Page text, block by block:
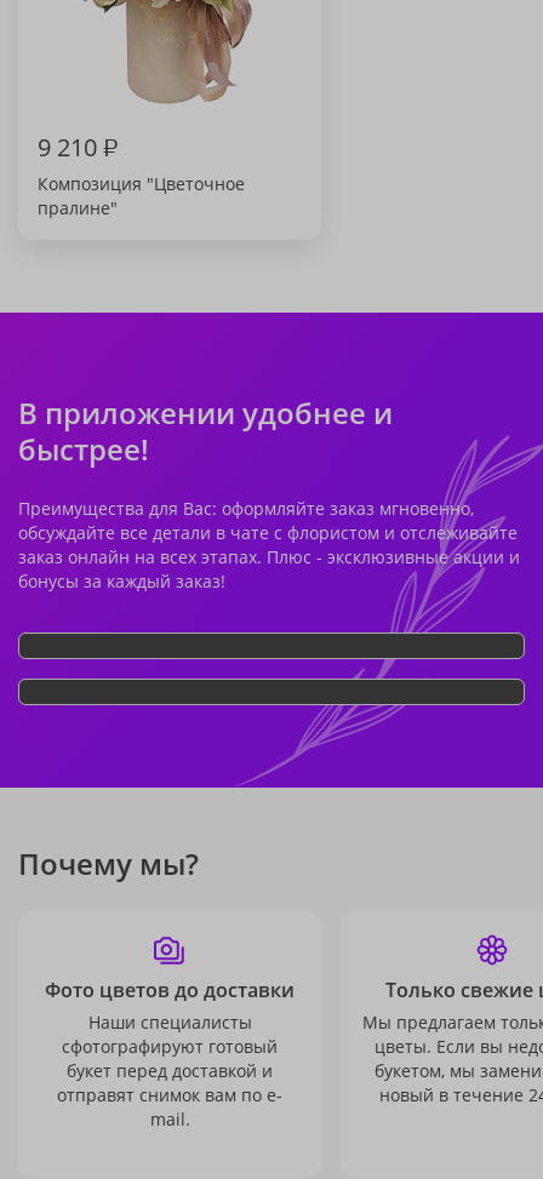
9 210₽
Композиция "Цветочное
пралине"
В приложении удобнее и
быстрее!
Преимущества для Вас: оформляйте заказ мгновенно,
обсуждайте все детали в чате с флористом и отслеживайте
заказ онлайн на всех этапах. Плюс - эксклюзивные акции и
бонусы за каждый заказ!
Почему мы?
Фото цветов до доставки
Наши специалисты
сфотографируют готовый
букет перед доставкой и
отправят снимок вам по e-
mail.
Только свежие
Мы предлагаем
цветы. Если вы
букетом, мы
новый в течение